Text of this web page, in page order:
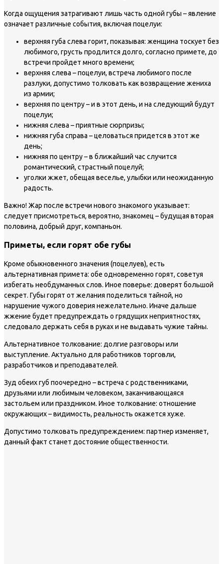
Когда ощущения затрагивают лишь часть одной губы – явление
означает различные события, включая поцелуи:
верхняя губа слева горит, показывая: женщина тоскует без
любимого, грусть продлится долго, согласно примете, до
встречи пройдет много времени;
верхняя слева – поцелуи, встреча любимого после
разлуки, допустимо толковать как возвращение жениха
из армии;
верхняя по центру – и в этот день, и на следующий будут
поцелуи;
нижняя слева – приятные сюрпризы;
нижняя губа справа – целоваться придется в этот же
день;
нижняя по центру – в ближайший час случится
романтический, страстный поцелуй;
уголки жжет, обещая веселье, улыбки или неожиданную
радость.
Важно!Жар после встречи нового знакомого указывает:
следует присмотреться, вероятно, знакомец – будущая вторая
половина, добрый друг, компаньон.
Приметы, если горят обе губы
Кроме обыкновенного значения (поцелуев), есть
альтернативная примета: обе одновременно горят, советуя
избегать необдуманных слов. Иное поверье: доверят большой
секрет. Губы горят от желания поделиться тайной, но
нарушение чужого доверия нежелательно. Иначе дальше
жжение будет предупреждать о грядущих неприятностях,
следовало держать себя в руках и не выдавать чужие тайны.
Альтернативное толкование: долгие разговоры или
выступление. Актуально для работников торговли,
разработчиков и преподавателей.
Зуд обеих губ поочередно – встреча с родственниками,
друзьями или любимым человеком, заканчивающаяся
застольем или праздником. Иное толкование: отношение
окружающих – видимость, реальность окажется хуже.
Допустимо толковать предупреждением: партнер изменяет,
данный факт станет достояние общественности.